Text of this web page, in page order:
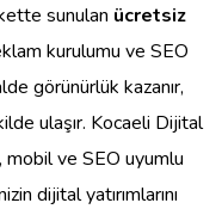
sunulan ücretsiz
kurulumu ve SEO
görünürlük kazanır,
ulaşır. Kocaeli Dijital
, mobil ve SEO uyumlu
dijital yatırımlarını